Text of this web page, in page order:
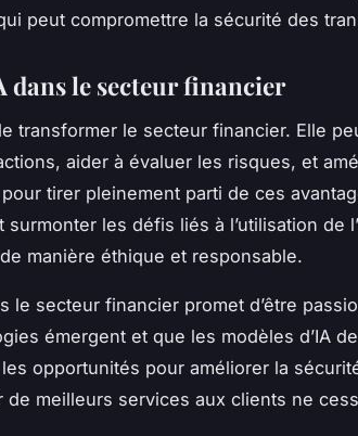
peut compromettre la sécurité des
dans le secteur financier
transformer le secteur financier. Elle
aider à évaluer les risques, et
tirer pleinement parti de ces
les défis liés à l’utilisation de
manière éthique et responsable.
le secteur financier promet d’être
émergent et que les modèles d’IA
opportunités pour améliorer la
meilleurs services aux clients ne